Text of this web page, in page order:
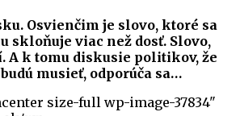
Osvienčim je slovo, ktoré sa
skloňuje viac než dosť. Slovo,
A k tomu diskusie politikov, že
musieť, odporúča sa…
size-full wp-image-37834"